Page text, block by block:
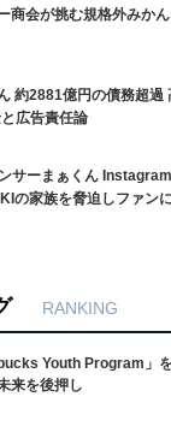
商会が挑む規格外みか
つい
広告責任論
Instagramストーリーで
族を脅迫しファンに謝罪 みなち
RANKING
Youth Program」
来を後押し